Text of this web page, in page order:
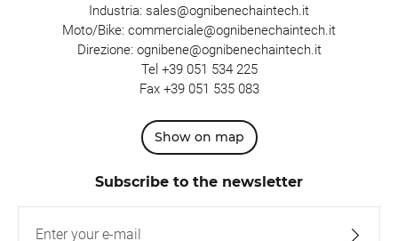
Industria: sales@ognibenechaintech.it
Moto/Bike: commerciale@ognibenechaintech.it
Direzione: ognibene@ognibenechaintech.it
Tel +39 051 534 225
Fax +39 051 535 083
Show on map
Subscribe to the newsletter